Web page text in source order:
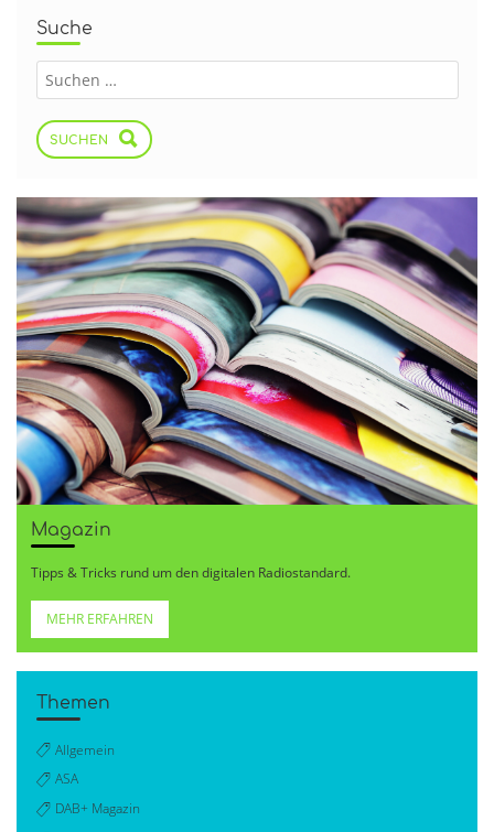
Suche
SUCHEN
Magazin
Tipps & Tricks rund um den digitalen Radiostandard.
MEHR ERFAHREN
Themen
Allgemein
ASA
DAB+ Magazin